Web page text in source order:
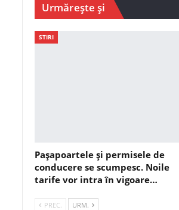
Urmărește și
STIRI
Pașapoartele și permisele de
conducere se scumpesc. Noile
tarife vor intra în vigoare…
PREC. URM.